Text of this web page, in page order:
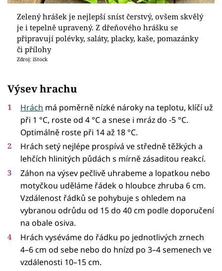
Zelený hrášek je nejlepší sníst čerstvý, ovšem skvělý
je i tepelně upravený. Z dřeňového hrášku se
připravují polévky, saláty, placky, kaše, pomazánky
či přílohy
Zdroj: iStock
Výsev hrachu
Hrách má poměrně nízké nároky na teplotu, klíčí už
při 1 °C, roste od 4 °C a snese i mráz do -5 °C.
Optimálně roste při 14 až 18 °C.
Hrách setý nejlépe prospívá ve středně těžkých a
lehčích hlinitých půdách s mírně zásaditou reakcí.
Záhon na výsev pečlivě uhrabeme a lopatkou nebo
motyčkou uděláme řádek o hloubce zhruba 6 cm.
Vzdálenost řádků se pohybuje s ohledem na
vybranou odrůdu od 15 do 40 cm podle doporučení
na obale osiva.
Hrách vyséváme do řádku po jednotlivých zrnech
4–6 cm od sebe nebo do hnízd po 3–4 semenech ve
vzdálenosti 10–15 cm.